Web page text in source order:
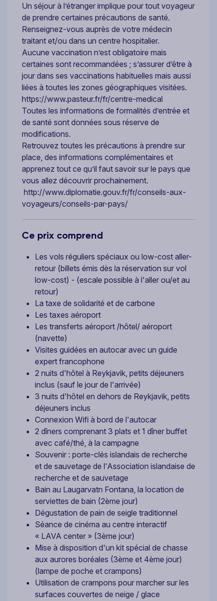
Un séjour à l’étranger implique pour tout voyageur
de prendre certaines précautions de santé.
Renseignez-vous auprès de votre médecin
traitant et/ou dans un centre hospitalier.
Aucune vaccination n’est obligatoire mais
certaines sont recommandées ; s’assurer d’être à
jour dans ses vaccinations habituelles mais aussi
liées à toutes les zones géographiques visitées.
https://www.pasteur.fr/fr/centre-medical
Toutes les informations de formalités d’entrée et
de santé sont données sous réserve de
modifications.
Retrouvez toutes les précautions à prendre sur
place, des informations complémentaires et
apprenez tout ce qu’il faut savoir sur le pays que
vous allez découvrir prochainement.
http://www.diplomatie.gouv.fr/fr/conseils-aux-
voyageurs/conseils-par-pays/
Ce prix comprend
Les vols réguliers spéciaux ou low-cost aller-
retour (billets émis dès la réservation sur vol
low-cost) - (escale possible à l'aller ou/et au
retour)
La taxe de solidarité et de carbone
Les taxes aéroport
Les transferts aéroport /hôtel/ aéroport
(navette)
Visites guidées en autocar avec un guide
expert francophone
2 nuits d'hôtel à Reykjavik, petits déjeuners
inclus (sauf le jour de l'arrivée)
3 nuits d'hôtel en dehors de Reykjavik, petits
déjeuners inclus
Connexion Wifi à bord de l'autocar
2 dîners comprenant 3 plats et 1 dîner buffet
avec café/thé, à la campagne
Souvenir : porte-clés islandais de recherche
et de sauvetage de l'Association islandaise de
recherche et de sauvetage
Bain au Laugarvatn Fontana, la location de
serviettes de bain (2ème jour)
Dégustation de pain de seigle traditionnel
Séance de cinéma au centre interactif
« LAVA center » (3ème jour)
Mise à disposition d'un kit spécial de chasse
aux aurores boréales (3ème et 4ème jour)
(lampe de poche et crampons)
Utilisation de crampons pour marcher sur les
surfaces couvertes de neige / glace